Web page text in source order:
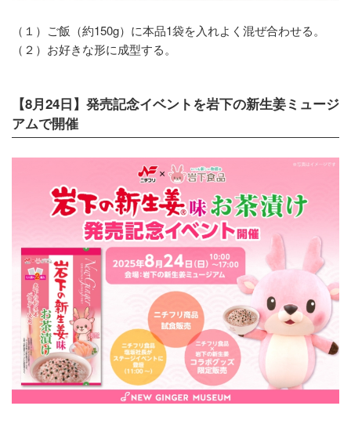
（１）ご飯（約150g）に本品1袋を入れよく混ぜ合わせる。
（２）お好きな形に成型する。
【8月24日】発売記念イベントを岩下の新生姜ミュージ
アムで開催